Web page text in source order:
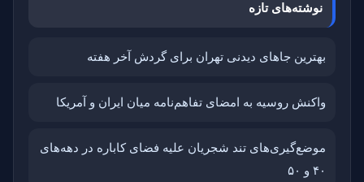
نوشته‌های تازه
بهترین جاهای دیدنی تهران برای گردش آخر هفته
واکنش روسیه به امضای تفاهم‌نامه میان ایران و آمریکا
موضع‌گیری‌های تند شجریان علیه فضای کاباره در دهه‌های
۴۰ و ۵۰